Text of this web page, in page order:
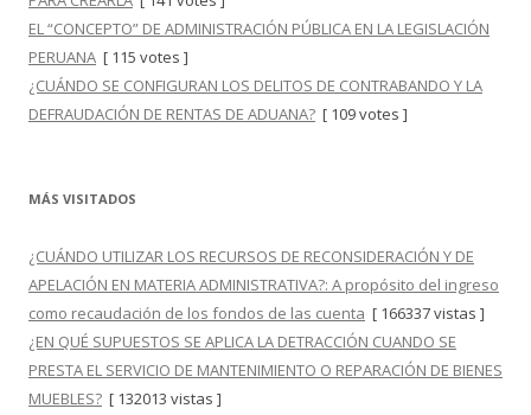
EL “CONCEPTO” DE ADMINISTRACIÓN PÚBLICA EN LA LEGISLACIÓN
PERUANA [ 115 votes ]
¿CUÁNDO SE CONFIGURAN LOS DELITOS DE CONTRABANDO Y LA
DEFRAUDACIÓN DE RENTAS DE ADUANA? [ 109 votes ]
MÁS VISITADOS
¿CUÁNDO UTILIZAR LOS RECURSOS DE RECONSIDERACIÓN Y DE
APELACIÓN EN MATERIA ADMINISTRATIVA?: A propósito del ingreso
como recaudación de los fondos de las cuenta [ 166337 vistas ]
¿EN QUÉ SUPUESTOS SE APLICA LA DETRACCIÓN CUANDO SE
PRESTA EL SERVICIO DE MANTENIMIENTO O REPARACIÓN DE BIENES
MUEBLES? [ 132013 vistas ]